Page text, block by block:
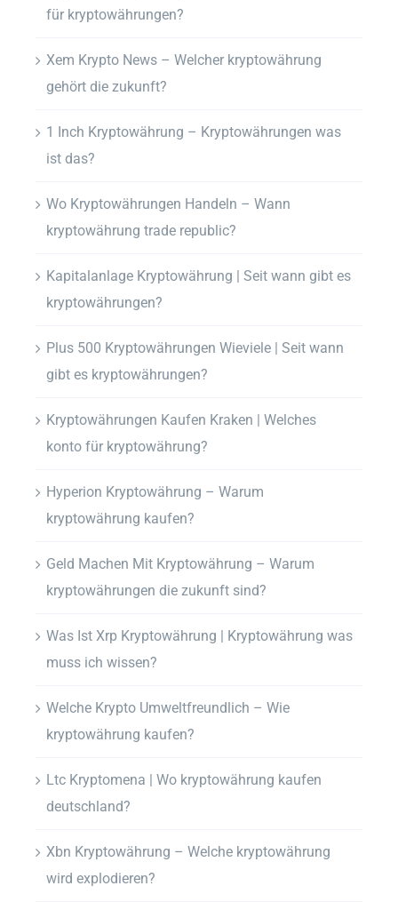
für kryptowährungen?
Xem Krypto News – Welcher kryptowährung
gehört die zukunft?
1 Inch Kryptowährung – Kryptowährungen was
ist das?
Wo Kryptowährungen Handeln – Wann
kryptowährung trade republic?
Kapitalanlage Kryptowährung | Seit wann gibt es
kryptowährungen?
Plus 500 Kryptowährungen Wieviele | Seit wann
gibt es kryptowährungen?
Kryptowährungen Kaufen Kraken | Welches
konto für kryptowährung?
Hyperion Kryptowährung – Warum
kryptowährung kaufen?
Geld Machen Mit Kryptowährung – Warum
kryptowährungen die zukunft sind?
Was Ist Xrp Kryptowährung | Kryptowährung was
muss ich wissen?
Welche Krypto Umweltfreundlich – Wie
kryptowährung kaufen?
Ltc Kryptomena | Wo kryptowährung kaufen
deutschland?
Xbn Kryptowährung – Welche kryptowährung
wird explodieren?